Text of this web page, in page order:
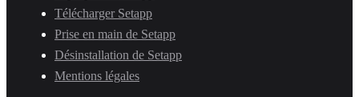
Télécharger Setapp
Prise en main de Setapp
Désinstallation de Setapp
Mentions légales